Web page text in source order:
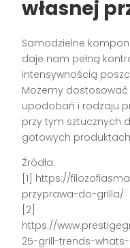
własnej
Samodzielne
daje nam pełną
intensywnością
Możemy dostosować
upodobań i rodzaju
przy tym sztucznych
gotowych
Źródła:
[1] https://
przyprawa-do-grilla/
[2]
https://
25-grill-trends-